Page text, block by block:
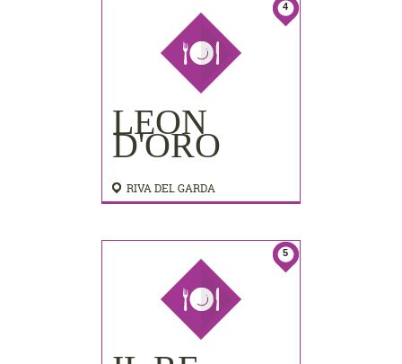
4
LEON
D'ORO
RIVA DEL GARDA
5